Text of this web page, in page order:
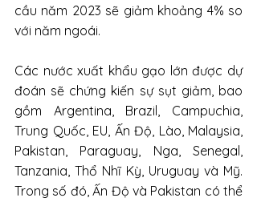
cầu năm 2023 sẽ giảm khoảng 4% so
với năm ngoái.
Các nước xuất khẩu gạo lớn được dự
đoán sẽ chứng kiến sự sụt giảm, bao
gồm Argentina, Brazil, Campuchia,
Trung Quốc, EU, Ấn Độ, Lào, Malaysia,
Pakistan, Paraguay, Nga, Senegal,
Tanzania, Thổ Nhĩ Kỳ, Uruguay và Mỹ.
Trong số đó, Ấn Độ và Pakistan có thể